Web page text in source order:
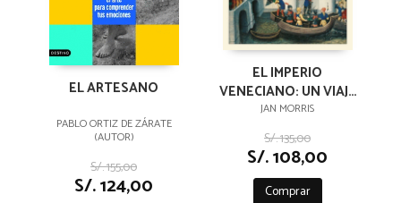
EL ARTESANO
PABLO ORTIZ DE ZÁRATE
(AUTOR)
S/. 155,00
S/. 124,00
EL IMPERIO
VENECIANO: UN VIAJE
POR MAR
JAN MORRIS
S/. 135,00
S/. 108,00
Comprar